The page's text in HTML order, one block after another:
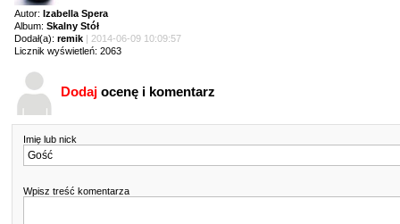
Autor: Izabella Spera
Album: Skalny Stół
Dodał(a): remik | 2014-06-09 10:09:57
Licznik wyświetleń: 2063
Dodaj ocenę i komentarz
Imię lub nick
Wpisz treść komentarza